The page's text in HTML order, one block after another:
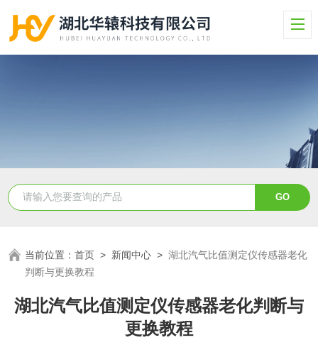
当前位置：首页 > 新闻中心 >湖北汽气比值测定仪传感器老化
判断与更换教程
湖北汽气比值测定仪传感器老化判断与
更换教程